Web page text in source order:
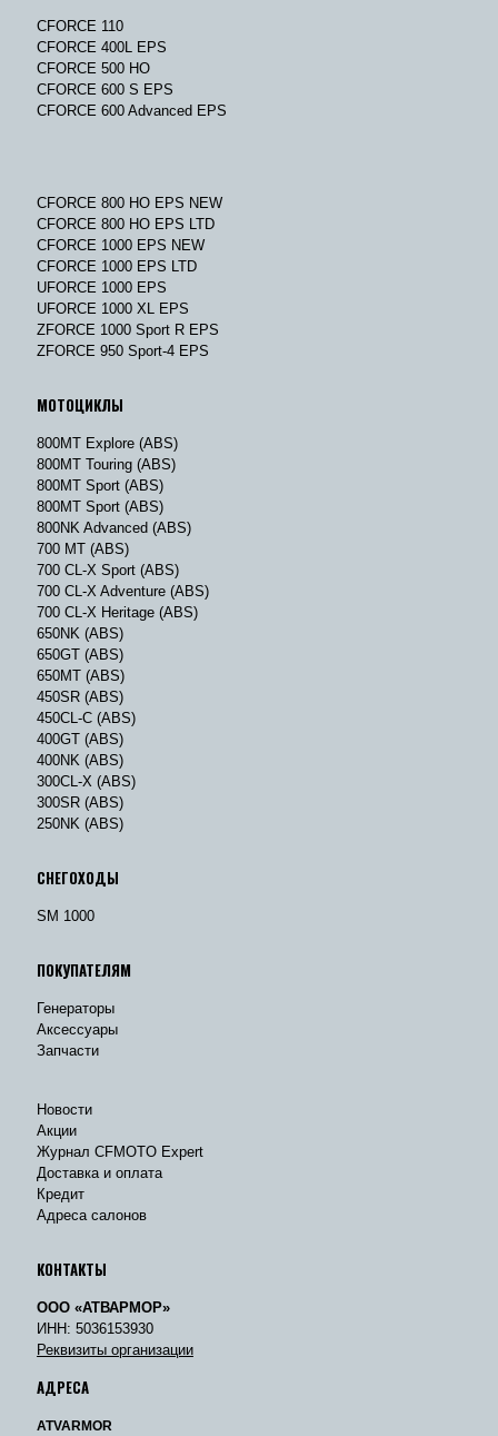
CFORCE 110
CFORCE 400L EPS
CFORCE 500 HO
CFORCE 600 S EPS
CFORCE 600 Advanced EPS
CFORCE 800 HO EPS NEW
CFORCE 800 HO EPS LTD
CFORCE 1000 EPS NEW
CFORCE 1000 EPS LTD
UFORCE 1000 EPS
UFORCE 1000 XL EPS
ZFORCE 1000 Sport R EPS
ZFORCE 950 Sport-4 EPS
МОТОЦИКЛЫ
800MT Explore (ABS)
800MT Touring (ABS)
800MT Sport (ABS)
800MT Sport (ABS)
800NK Advanced (ABS)
700 MT (ABS)
700 CL-X Sport (ABS)
700 CL-X Adventure (ABS)
700 CL-X Heritage (ABS)
650NK (ABS)
650GT (ABS)
650MT (ABS)
450SR (ABS)
450CL-C (ABS)
400GT (ABS)
400NK (ABS)
300CL-X (ABS)
300SR (ABS)
250NK (ABS)
СНЕГОХОДЫ
SM 1000
ПОКУПАТЕЛЯМ
Генераторы
Аксессуары
Запчасти
Новости
Акции
Журнал CFMOTO Expert
Доставка и оплата
Кредит
Адреса салонов
КОНТАКТЫ
ООО «АТВАРМОР»
ИНН: 5036153930
Реквизиты организации
АДРЕСА
ATVARMOR